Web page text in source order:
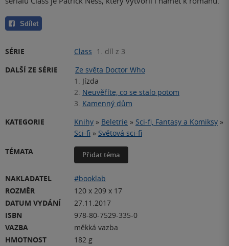
Sdílet
SÉRIE Class 1. díl z 3
DALŠÍ ZE SÉRIE
Ze světa Doctor Who
1.
Jízda
2. Neuvěříte, co se stalo potom
3. Kamenný dům
KATEGORIE
Knihy » Beletrie » Sci-fi, Fantasy a Komiksy »
Sci-fi » Světová sci-fi
TÉMATA
Přidat téma
NAKLADATEL
#booklab
ROZMĚR
120 x 209 x 17
DATUM VYDÁNÍ
27.11.2017
ISBN
978-80-7529-335-0
VAZBA
měkká vazba
HMOTNOST
182 g